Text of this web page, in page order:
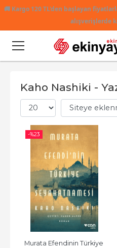
🚚 Kargo 120 TL'den başlayan
alışverişlerde
Kaho Nashiki -
-%23
Murata Efendinin Türkiye